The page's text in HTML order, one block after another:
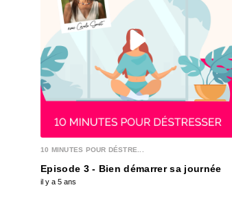
10 MINUTES POUR DÉSTRE...
Episode 3 - Bien démarrer sa journée
il y a 5 ans